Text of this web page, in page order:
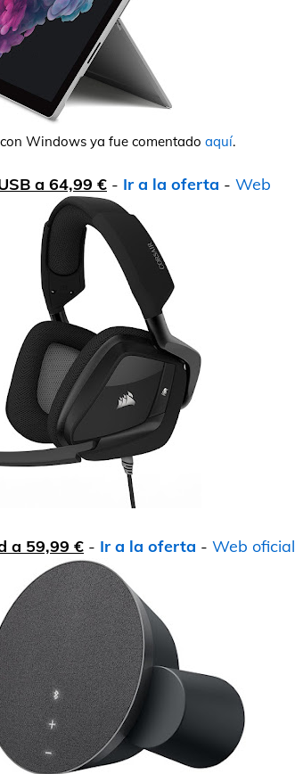
Windows ya fue comentado aquí.
a 64,99 € - Ir a la oferta - Web
a 59,99 € - Ir a la oferta - Web oficial